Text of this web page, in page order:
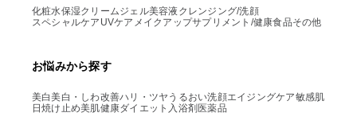
化粧水保湿クリームジェル美容液 クレンジング/洗顔
スペシャルケア UVケア メイクアップサプリメント/健康食品その他
お悩みから探す
美白美白・しわ改善ハリ・ツヤ うるおい洗顔エイジングケア敏感肌
日焼け止め美肌健康ダイエット 入浴剤 医薬品